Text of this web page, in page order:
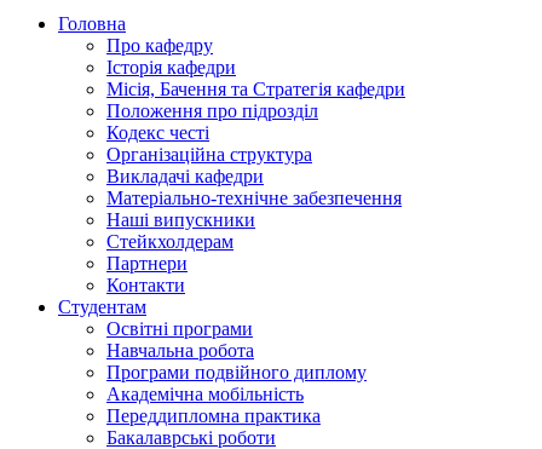
Головна
Про кафедру
Історія кафедри
Місія, Бачення та Стратегія кафедри
Положення про підрозділ
Кодекс честі
Організаційна структура
Викладачі кафедри
Матеріально-технічне забезпечення
Наші випускники
Стейкхолдерам
Партнери
Контакти
Студентам
Освітні програми
Навчальна робота
Програми подвійного диплому
Академічна мобільність
Переддипломна практика
Бакалаврські роботи